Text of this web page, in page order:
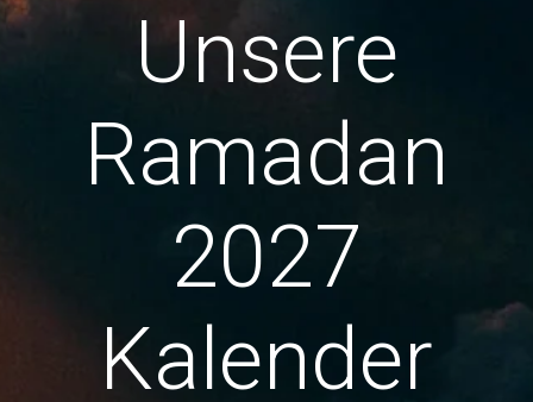
Unsere
Ramadan
2027
Kalender